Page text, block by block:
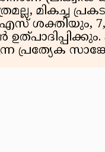
മികച്ച
ശക്തിയും,
പ്രത്യേക